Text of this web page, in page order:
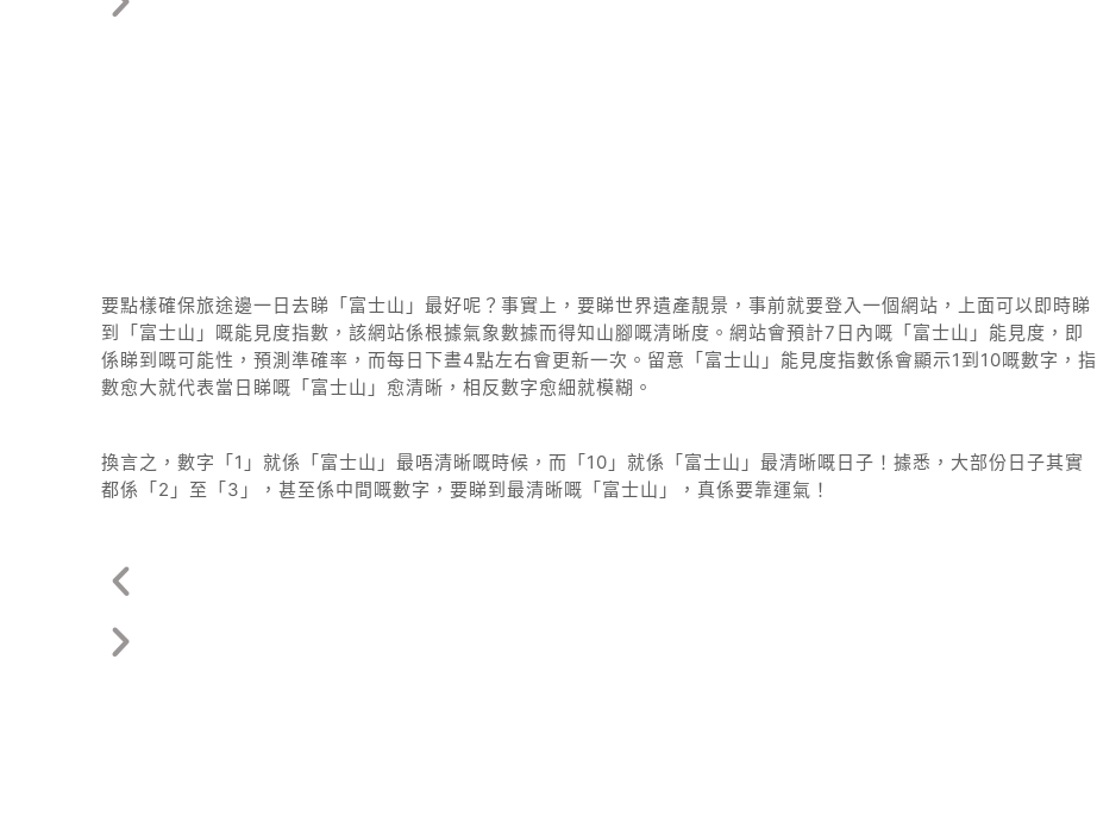
要點樣確保旅途邊一日去睇「富士山」最好呢？事實上，要睇世界遺產靚景，事前就要登入一個網站，上面可以即時睇
到「富士山」嘅能見度指數，該網站係根據氣象數據而得知山腳嘅清晰度。網站會預計7日內嘅「富士山」能見度，即
係睇到嘅可能性，預測準確率，而每日下晝4點左右會更新一次。留意「富士山」能見度指數係會顯示1到10嘅數字，指
數愈大就代表當日睇嘅「富士山」愈清晰，相反數字愈細就模糊。
換言之，數字「1」就係「富士山」最唔清晰嘅時候，而「10」就係「富士山」最清晰嘅日子！據悉，大部份日子其實
都係「2」至「3」，甚至係中間嘅數字，要睇到最清晰嘅「富士山」，真係要靠運氣！